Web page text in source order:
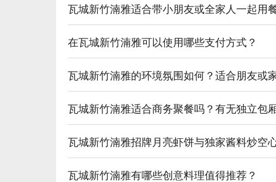
瓦城新竹湳雅适合带小朋友或全家人一起用
在瓦城新竹湳雅可以使用哪些支付方式？
瓦城新竹湳雅的环境氛围如何？适合朋友或
瓦城新竹湳雅适合商务聚餐吗？有无独立包
瓦城新竹湳雅招牌月亮虾饼与独家酱料炒空
瓦城新竹湳雅有哪些创意料理值得推荐？